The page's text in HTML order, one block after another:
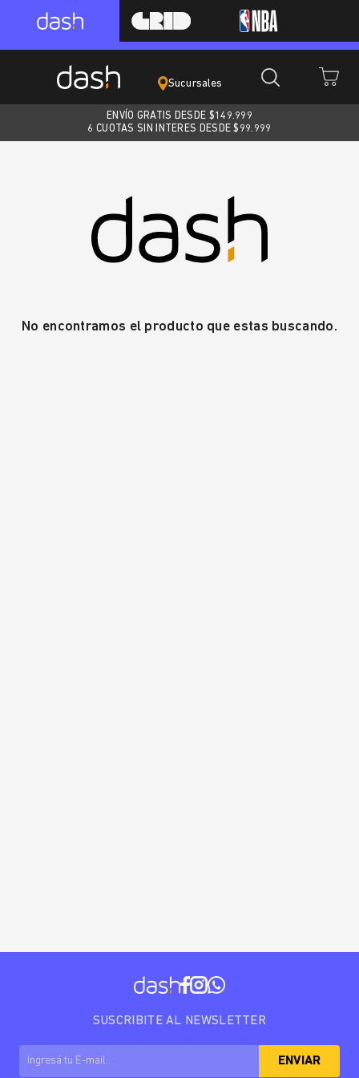
Sucursales
ENVÍO GRATIS DESDE $149.999
6 CUOTAS SIN INTERES DESDE $99.999
No encontramos el producto que estas buscando.
SUSCRIBITE AL NEWSLETTER
ENVIAR